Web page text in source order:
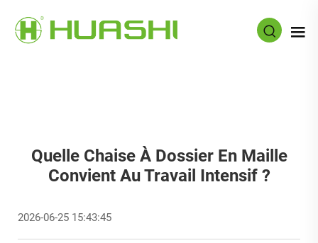
Quelle Chaise À Dossier En Maille
Convient Au Travail Intensif ?
2026-06-25 15:43:45